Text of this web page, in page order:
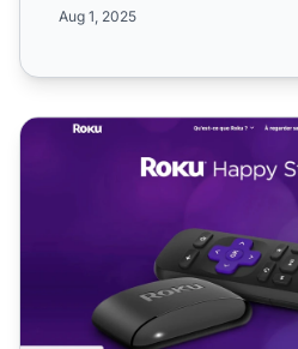
Aug 1, 2025
Programa de Afiliados de Roku